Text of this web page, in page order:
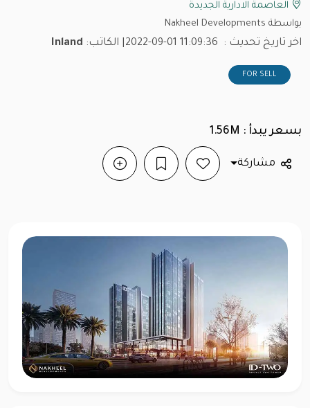
العاصمة الادارية الجديدة
بواسطة Nakheel Developments
اخر تاريخ تحديث : 2022-09-01 11:09:36 | الكاتب: Inland
FOR SELL
بسعر يبدأ : 1.56M
مشاركة